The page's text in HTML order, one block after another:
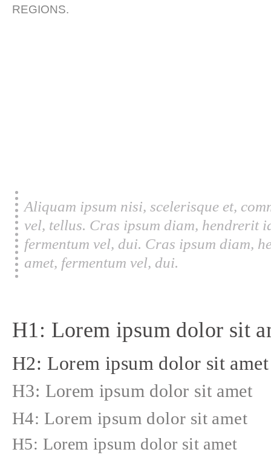
REGIONS.
Aliquam ipsum nisi, scelerisque et,
vel, tellus. Cras ipsum diam, hendrerit
fermentum vel, dui. Cras ipsum diam,
amet, fermentum vel, dui.
H1: Lorem ipsum dolor sit
H2: Lorem ipsum dolor sit amet
H3: Lorem ipsum dolor sit amet
H4: Lorem ipsum dolor sit amet
H5: Lorem ipsum dolor sit amet